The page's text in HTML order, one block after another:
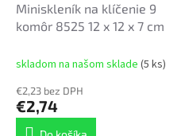
Miniskleník na klíčenie 9
komôr 8525 12 x 12 x 7 cm
skladom na našom sklade (5 ks)
€2,23 bez DPH
€2,74